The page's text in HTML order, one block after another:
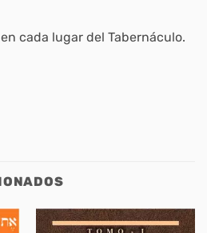
cada lugar del Tabernáculo.